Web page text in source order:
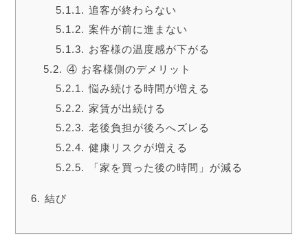
追客が終わらない
案件が前に進まない
お客様の温度感が下がる
④ お客様側のデメリット
悩み続ける時間が増える
家賃が出続ける
老後負担が後ろへズレる
健康リスクが増える
「家を買った後の時間」が減る
結び